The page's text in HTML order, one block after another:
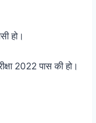
हो।
2022 पास की हो।